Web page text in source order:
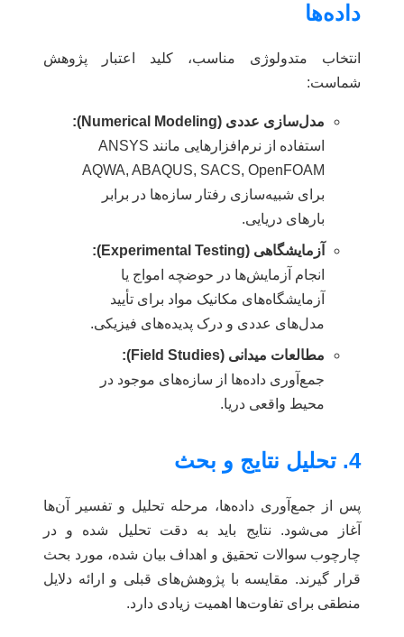
داده‌ها
انتخاب متدولوژی مناسب، کلید اعتبار پژوهش
شماست:
مدل‌سازی عددی (Numerical Modeling):
استفاده از نرم‌افزارهایی مانند ANSYS
AQWA, ABAQUS, SACS, OpenFOAM
برای شبیه‌سازی رفتار سازه‌ها در برابر
بارهای دریایی.
آزمایشگاهی (Experimental Testing):
انجام آزمایش‌ها در حوضچه امواج یا
آزمایشگاه‌های مکانیک مواد برای تأیید
مدل‌های عددی و درک پدیده‌های فیزیکی.
مطالعات میدانی (Field Studies):
جمع‌آوری داده‌ها از سازه‌های موجود در
محیط واقعی دریا.
4. تحلیل نتایج و بحث
پس از جمع‌آوری داده‌ها، مرحله تحلیل و تفسیر آن‌ها
آغاز می‌شود. نتایج باید به دقت تحلیل شده و در
چارچوب سوالات تحقیق و اهداف بیان شده، مورد بحث
قرار گیرند. مقایسه با پژوهش‌های قبلی و ارائه دلایل
منطقی برای تفاوت‌ها اهمیت زیادی دارد.